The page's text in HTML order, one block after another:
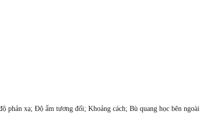
phản xạ; Độ ẩm tương đối; Khoảng cách; Bù quang học bên ngoài